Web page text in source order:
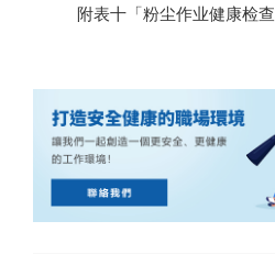
附表十「粉尘作业健康检